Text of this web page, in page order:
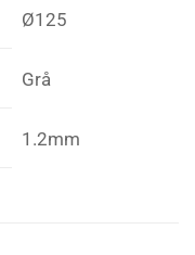
Ø125
Grå
1.2mm